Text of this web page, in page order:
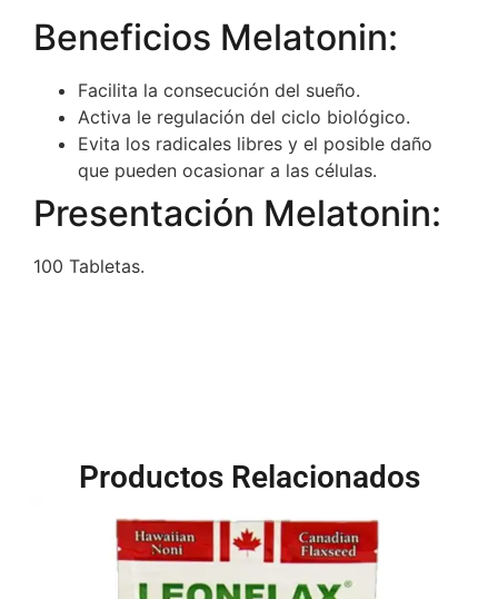
Beneficios Melatonin:
Facilita la consecución del sueño.
Activa le regulación del ciclo biológico.
Evita los radicales libres y el posible daño
que pueden ocasionar a las células.
Presentación Melatonin:
100 Tabletas.
Productos Relacionados